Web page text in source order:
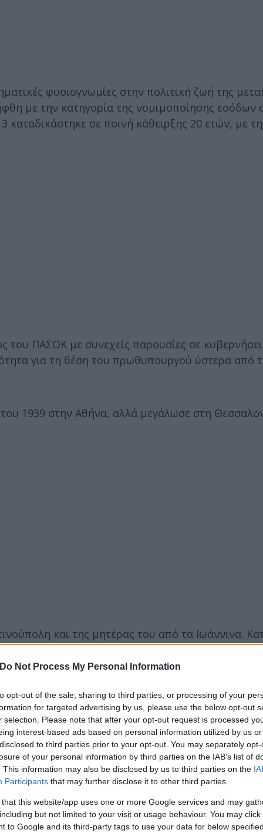
Do Not Process My Personal Information
opt-out of the sale, sharing to third parties, or processing of your
for targeted advertising by us, please use the below opt-out
selection. Please note that after your opt-out request is processed
interest-based ads based on personal information utilized by us
to third parties prior to your opt-out. You may separately
of your personal information by third parties on the IAB’s list of
This information may also be disclosed by us to third parties on the
Participants that may further disclose it to other third parties.
this website/app uses one or more Google services and may
but not limited to your visit or usage behaviour. You may
to Google and its third-party tags to use your data for below
φυσιογνωμίες στην πολιτική ζωή της
με την κατηγορία της νομιμοποίησης εσόδων
σε ποινή κάθειρξης 20 ετών, με
του ΠΑΣΟΚ με συνεχείς παρουσίες σε
για τη θέση του πρωθυπουργού ύστερα από
1939 στην Αθήνα, αλλά μεγάλωσε στη
και της μητέρας του από τα Ιωάννινα.
αγωνιζόμενος για δύο χρόνια (1953 και 1954)
(1964) και Μηχανικός Οικονομίας και
έως το 1975 οπότε και επέστρεψε οριστικά